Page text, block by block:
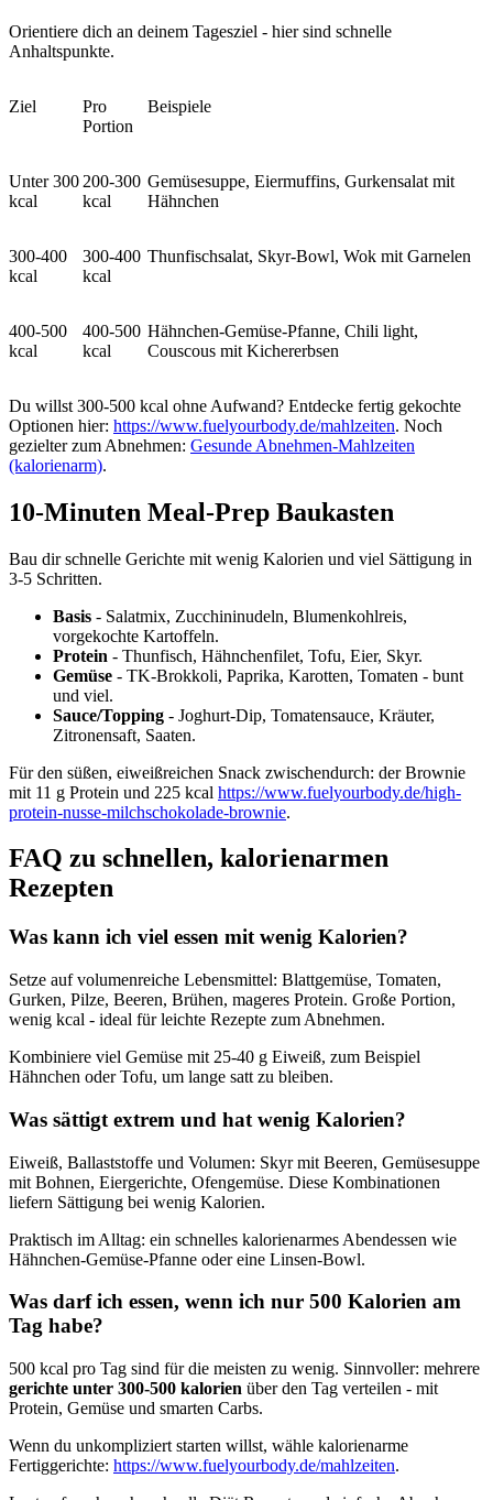
Orientiere dich an deinem Tagesziel - hier sind schnelle
Anhaltspunkte.
Ziel
Pro
Portion
Beispiele
Unter 300
kcal
200-300
kcal
Gemüsesuppe, Eiermuffins, Gurkensalat mit
Hähnchen
300-400
kcal
300-400
kcal
Thunfischsalat, Skyr-Bowl, Wok mit Garnelen
400-500
kcal
400-500
kcal
Hähnchen-Gemüse-Pfanne, Chili light,
Couscous mit Kichererbsen
Du willst 300-500 kcal ohne Aufwand? Entdecke fertig gekochte
Optionen hier: https://www.fuelyourbody.de/mahlzeiten. Noch
gezielter zum Abnehmen: Gesunde Abnehmen-Mahlzeiten
(kalorienarm).
10-Minuten Meal-Prep Baukasten
Bau dir schnelle Gerichte mit wenig Kalorien und viel Sättigung in
3-5 Schritten.
Basis - Salatmix, Zucchininudeln, Blumenkohlreis,
vorgekochte Kartoffeln.
Protein - Thunfisch, Hähnchenfilet, Tofu, Eier, Skyr.
Gemüse - TK-Brokkoli, Paprika, Karotten, Tomaten - bunt
und viel.
Sauce/Topping - Joghurt-Dip, Tomatensauce, Kräuter,
Zitronensaft, Saaten.
Für den süßen, eiweißreichen Snack zwischendurch: der Brownie
mit 11 g Protein und 225 kcal https://www.fuelyourbody.de/high-
protein-nusse-milchschokolade-brownie.
FAQ zu schnellen, kalorienarmen
Rezepten
Was kann ich viel essen mit wenig Kalorien?
Setze auf volumenreiche Lebensmittel: Blattgemüse, Tomaten,
Gurken, Pilze, Beeren, Brühen, mageres Protein. Große Portion,
wenig kcal - ideal für leichte Rezepte zum Abnehmen.
Kombiniere viel Gemüse mit 25-40 g Eiweiß, zum Beispiel
Hähnchen oder Tofu, um lange satt zu bleiben.
Was sättigt extrem und hat wenig Kalorien?
Eiweiß, Ballaststoffe und Volumen: Skyr mit Beeren, Gemüsesuppe
mit Bohnen, Eiergerichte, Ofengemüse. Diese Kombinationen
liefern Sättigung bei wenig Kalorien.
Praktisch im Alltag: ein schnelles kalorienarmes Abendessen wie
Hähnchen-Gemüse-Pfanne oder eine Linsen-Bowl.
Was darf ich essen, wenn ich nur 500 Kalorien am
Tag habe?
500 kcal pro Tag sind für die meisten zu wenig. Sinnvoller: mehrere
gerichte unter 300-500 kalorien über den Tag verteilen - mit
Protein, Gemüse und smarten Carbs.
Wenn du unkompliziert starten willst, wähle kalorienarme
Fertiggerichte: https://www.fuelyourbody.de/mahlzeiten.